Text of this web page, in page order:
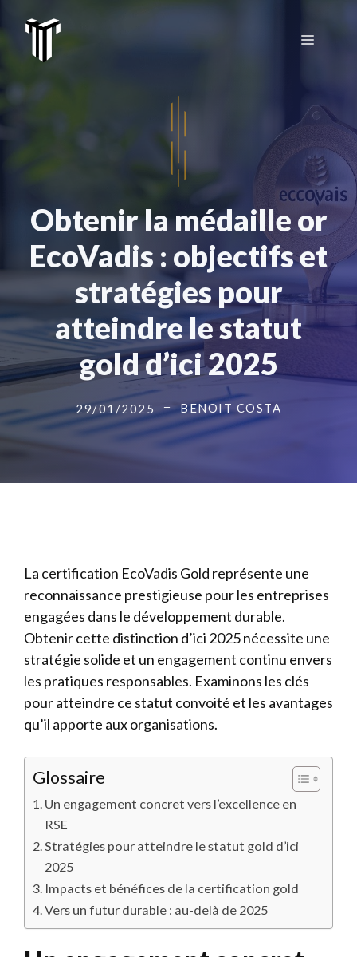
au
contenu
Menu
Obtenir la médaille or
EcoVadis : objectifs et
stratégies pour
atteindre le statut
gold d’ici 2025
29/01/2025 BENOIT COSTA
La certification EcoVadis Gold représente une
reconnaissance prestigieuse pour les entreprises
engagées dans le développement durable.
Obtenir cette distinction d’ici 2025 nécessite une
stratégie solide et un engagement continu envers
les pratiques responsables. Examinons les clés
pour atteindre ce statut convoité et les avantages
qu’il apporte aux organisations.
Glossaire
Un engagement concret vers l’excellence en
RSE
Stratégies pour atteindre le statut gold d’ici
2025
Impacts et bénéfices de la certification gold
Vers un futur durable : au-delà de 2025